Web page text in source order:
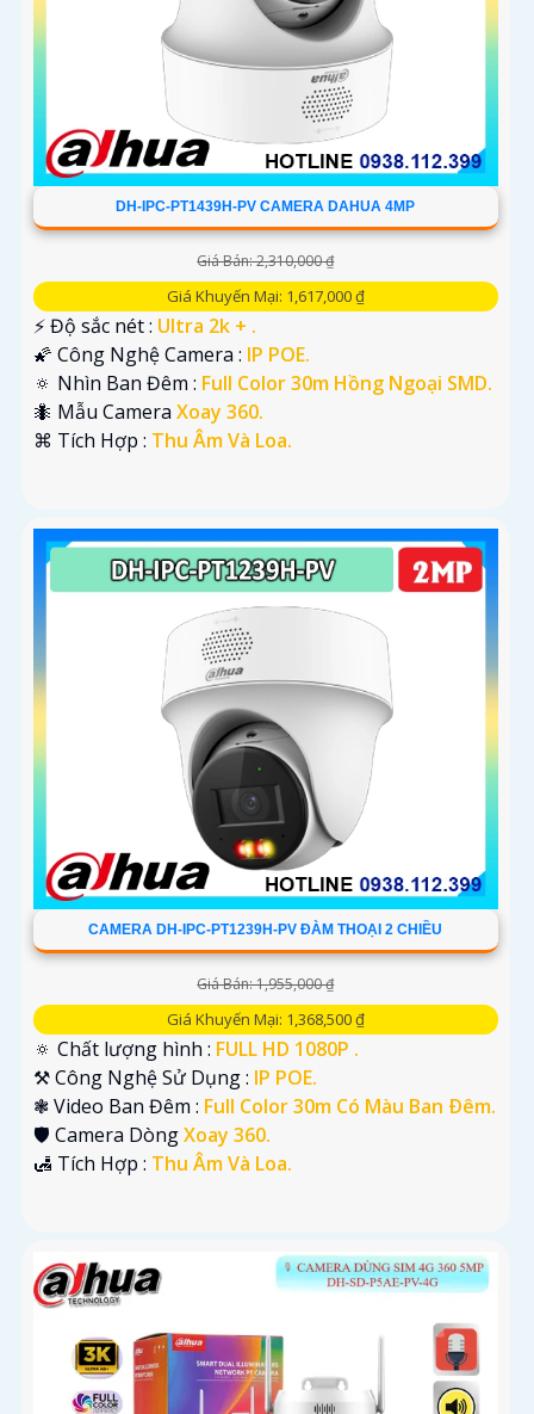
DH-IPC-PT1439H-PV CAMERA DAHUA 4MP
Giá Bán: 2,310,000 ₫
Giá Khuyến Mại: 1,617,000 ₫
️⚡ Độ sắc nét : Ultra 2k + .
🌠 Công Nghệ Camera : IP POE.
🔅 Nhìn Ban Đêm : Full Color 30m Hồng Ngoại SMD.
🐜 Mẫu Camera Xoay 360.
️⌘ Tích Hợp : Thu Âm Và Loa.
CAMERA DH-IPC-PT1239H-PV ĐÀM THOẠI 2 CHIỀU
Giá Bán: 1,955,000 ₫
Giá Khuyến Mại: 1,368,500 ₫
🔅 Chất lượng hình : FULL HD 1080P .
⚒ Công Nghệ Sử Dụng : IP POE.
❃ Video Ban Đêm : Full Color 30m Có Màu Ban Ðêm.
🛡 Camera DòngXoay 360.
️🛃 Tích Hợp : Thu Âm Và Loa.